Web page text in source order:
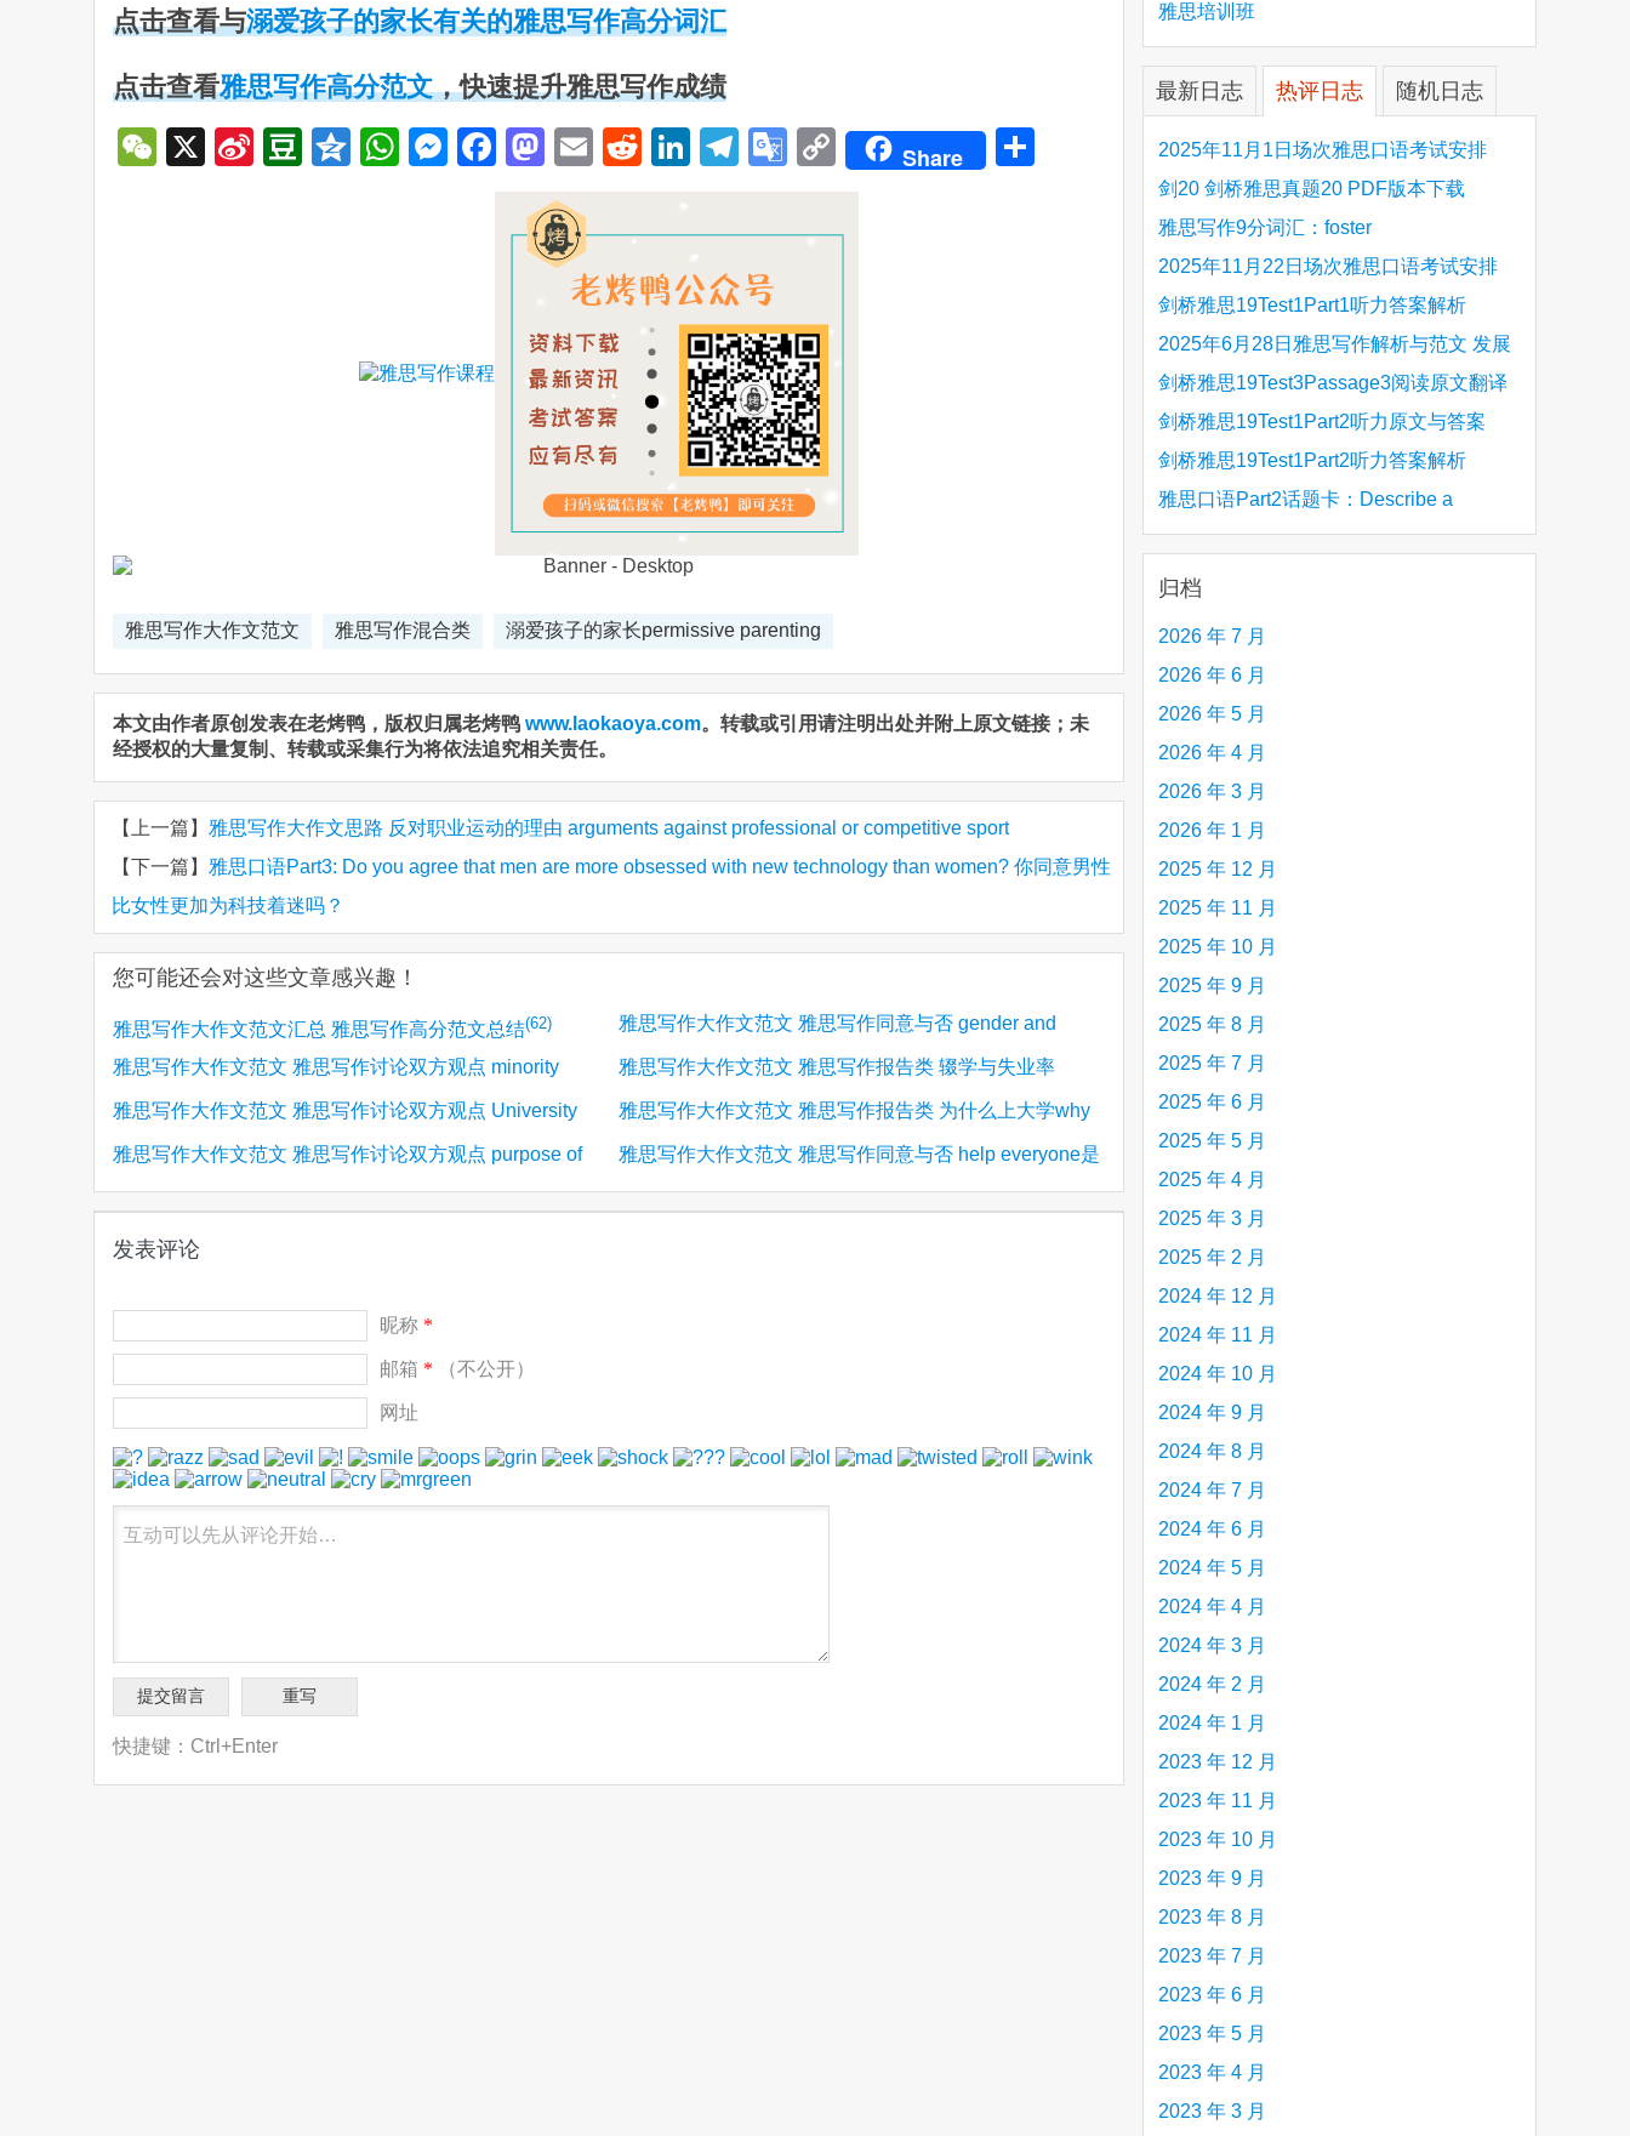
点击查看与溺爱孩子的家长有关的雅思写作高分词汇
点击查看雅思写作高分范文，快速提升雅思写作成绩
WeChat
X
SinaDouban
QzoneWhatsApp
Messenger
Facebook
Mastodon
EmailRedditLinkedIn
Telegram
Google
CopyShare
雅思写作大作文范文 雅思写作混合类 溺爱孩子的家长permissive parenting
本文由作者原创发表在老烤鸭，版权归属老烤鸭 www.laokaoya.com。转载或引用请注明出处并附上原文链接；未
经授权的大量复制、转载或采集行为将依法追究相关责任。
【上一篇】 雅思写作大作文思路 反对职业运动的理由 arguments against professional or competitive sport
【下一篇】 雅思口语Part3: Do you agree that men are more obsessed with new technology than women? 你同意男性
比女性更加为科技着迷吗？
您可能还会对这些文章感兴趣！
雅思写作大作文范文汇总 雅思写作高分范文总结(62) 雅思写作大作文范文 雅思写作同意与否 gender and
university性别与大学 (5)
雅思写作大作文范文 雅思写作讨论双方观点 minority
language少数民族语言(2)
雅思写作大作文范文 雅思写作报告类 辍学与失业率
dropping out of school(2)
雅思写作大作文范文 雅思写作讨论双方观点 University
and career大学与就业(2)
雅思写作大作文范文 雅思写作报告类 为什么上大学why
people attend universities(2)
雅思写作大作文范文 雅思写作讨论双方观点 purpose of
(2)
雅思写作大作文范文 雅思写作同意与否 help everyone是
(2)
发表评论
昵称 *
邮箱 * （不公开）
网址
快捷键：Ctrl+Enter
雅思培训班
最新日志 热评日志 随机日志
2025年11月1日场次雅思口语考试安排
剑20 剑桥雅思真题20 PDF版本下载
雅思写作9分词汇：foster
2025年11月22日场次雅思口语考试安排
剑桥雅思19Test1Part1听力答案解析
Hinchingbrooke Country Park
2025年6月28日雅思写作解析与范文 发展
旅游业 手把手带你写高分范文
剑桥雅思19Test3Passage3阅读原文翻译
Is the era of artificial speech translation
upon us 人工智能语言翻译
剑桥雅思19Test1Part2听力原文与答案
Stanthorpe Twinning Association
剑桥雅思19Test1Part2听力答案解析
Stanthorpe Twinning Association
雅思口语Part2话题卡：Describe a
creative person (e.g. an artist, a musician,
etc.) you admire 钦佩的有创造力的人
归档
2026 年 7 月
2026 年 6 月
2026 年 5 月
2026 年 4 月
2026 年 3 月
2026 年 1 月
2025 年 12 月
2025 年 11 月
2025 年 10 月
2025 年 9 月
2025 年 8 月
2025 年 7 月
2025 年 6 月
2025 年 5 月
2025 年 4 月
2025 年 3 月
2025 年 2 月
2024 年 12 月
2024 年 11 月
2024 年 10 月
2024 年 9 月
2024 年 8 月
2024 年 7 月
2024 年 6 月
2024 年 5 月
2024 年 4 月
2024 年 3 月
2024 年 2 月
2024 年 1 月
2023 年 12 月
2023 年 11 月
2023 年 10 月
2023 年 9 月
2023 年 8 月
2023 年 7 月
2023 年 6 月
2023 年 5 月
2023 年 4 月
2023 年 3 月